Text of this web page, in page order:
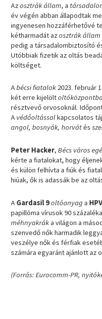
Azosztrák állam, a
év végén abban állapodtak
ingyenesen hozzáférhetővé
kétharmadát azosztrák állam
pedig a társadalombiztosító
Utóbbiak fizetik az oltás
költséget.
Abécsi fiatalok 2023. február
két erre kijelölt
résztvevő orvosoknál.
A védőoltássalkapcsolatos
angol, bosnyák, horvátés
Peter Hacker,Bécs város
kérte a fiatalokat, hogy
és külön felhívta a fiúk és
hiúak, ők is adassák be az
A Gardasil 9oltóanyaga
papillóma vírusok 90
méhnyakráka világon a
szenvedő nők harmadik
veszélye nők és férfiak
számára egyaránt ajánlott az
(Forrás: Eurocomm-PR,